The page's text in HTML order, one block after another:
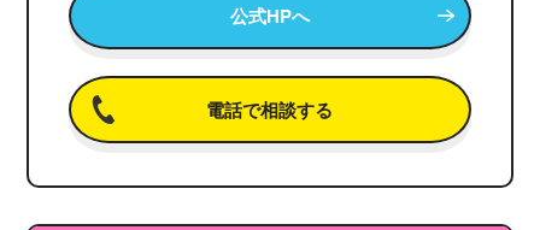
公式HPへ
電話で相談する